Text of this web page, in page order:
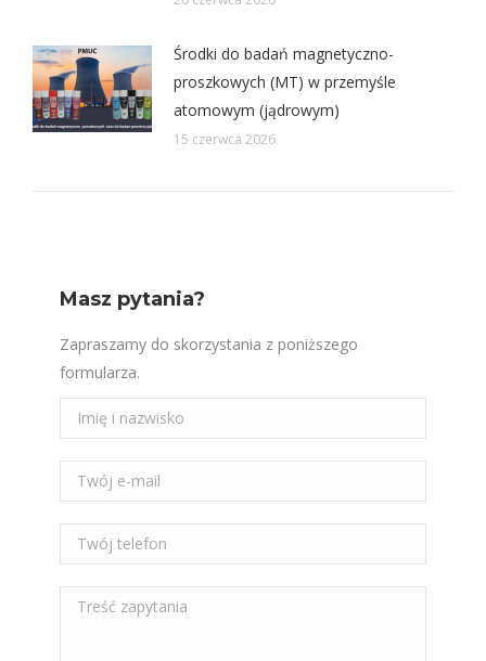
Środki do badań magnetyczno-
proszkowych (MT) w przemyśle
atomowym (jądrowym)
15 czerwca 2026
Masz pytania?
Zapraszamy do skorzystania z poniższego
formularza.